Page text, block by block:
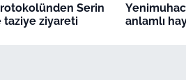
Serin
taziye ziyareti
anlamlı